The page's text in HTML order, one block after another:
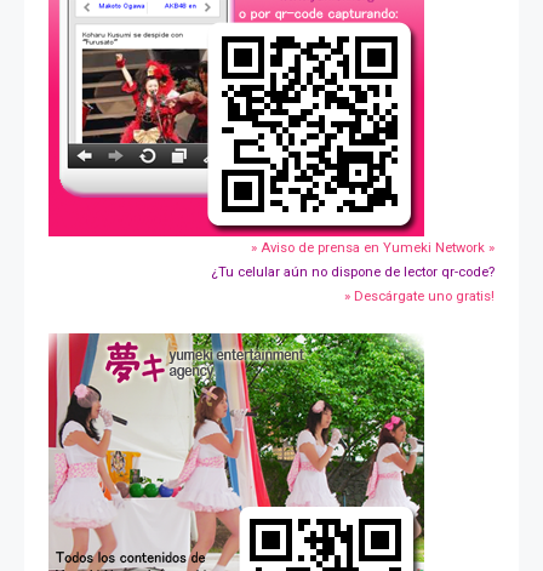
» Aviso de prensa en Yumeki Network »
¿Tu celular aún no dispone de lector qr-code?
» Descárgate uno gratis!